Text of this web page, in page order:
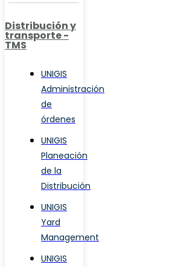
Distribución y
transporte -
TMS
UNIGIS
Administración
de
órdenes
UNIGIS
Planeación
de la
Distribución
UNIGIS
Yard
Management
UNIGIS